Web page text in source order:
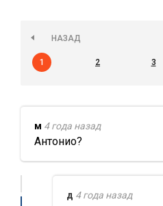
НАЗАД
1 2 3
м 4 года назад
Антонио?
д 4 года назад